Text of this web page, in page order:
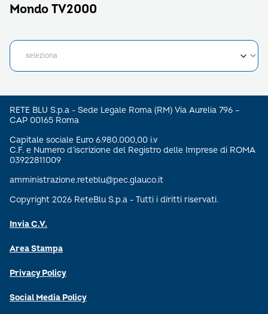
Mondo TV2000
RETE BLU S.p.a - Sede Legale Roma (RM) Via Aurelia 796 –
CAP 00165 Roma
Capitale sociale Euro 6.980.000,00 i.v
C.F. e Numero d’iscrizione del Registro delle Imprese di ROMA
03922811009
amministrazione.reteblu@pec.glauco.it
Copyright 2026 ReteBlu S.p.a - Tutti i diritti riservati.
Invia C.V.
Area Stampa
Privacy Policy
Social Media Policy